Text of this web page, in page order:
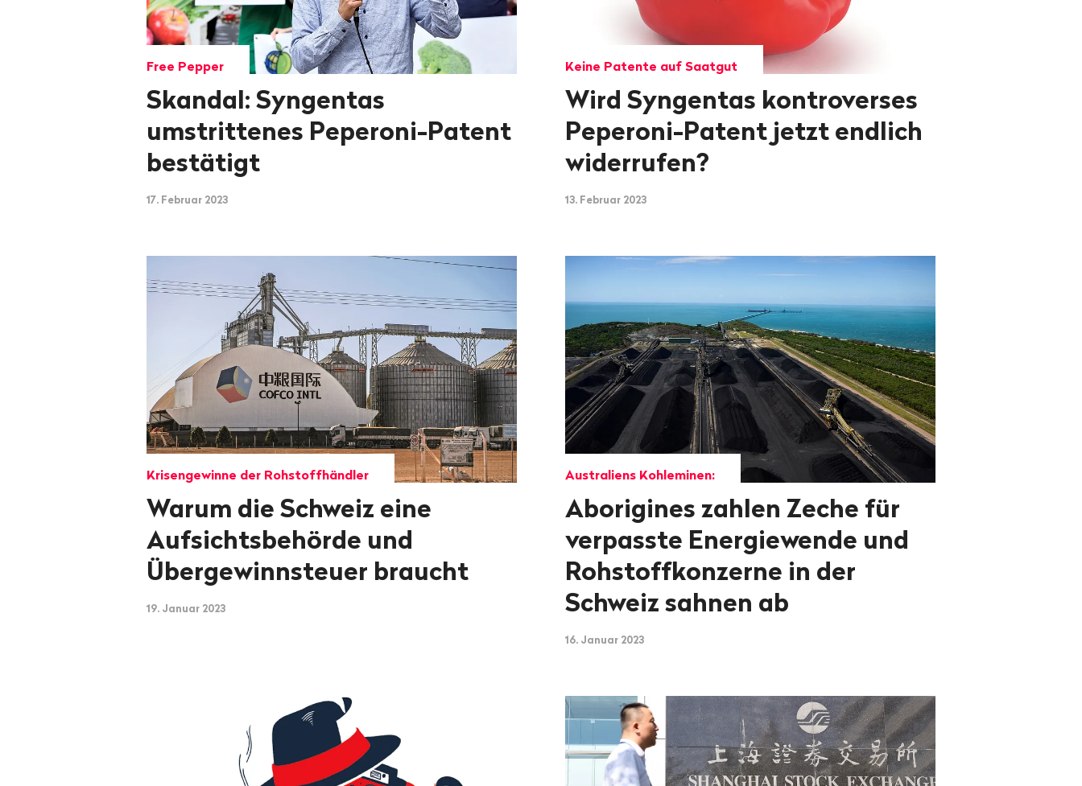
Free Pepper
Skandal: Syngentas
umstrittenes Peperoni-Patent
bestätigt
17. Februar 2023
Keine Patente auf Saatgut
Wird Syngentas kontroverses
Peperoni-Patent jetzt endlich
widerrufen?
13. Februar 2023
Krisengewinne der Rohstoffhändler
Warum die Schweiz eine
Aufsichtsbehörde und
Übergewinnsteuer braucht
19. Januar 2023
Australiens Kohleminen:
Aborigines zahlen Zeche für
verpasste Energiewende und
Rohstoffkonzerne in der
Schweiz sahnen ab
16. Januar 2023